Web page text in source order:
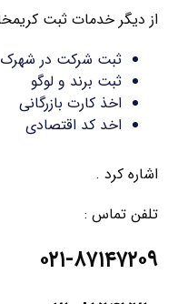
از دیگر خدمات ثبت
ثبت شرکت در شهرک
ثبت برند و لوگو
اخذ کارت بازرگانی
اخد کد اقتصادی
اشاره کرد .
تلفن تماس :
۰۲۱-۸۷۱۴۷۲۰۹